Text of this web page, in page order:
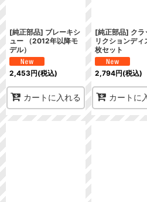
[純正部品] ブレーキシ
ュー （2012年以降モ
デル）
2,453円(税込)
カートに入れる
[純正部品] クラ
リクションディ
枚セット
2,794円(税込)
カートに